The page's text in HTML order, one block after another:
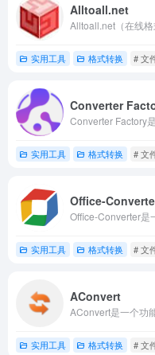
Alltoall.net
实用工具 格式转换 # 文
Converter
Converter Factory
实用工具 格式转换 # 文
Office-
Office-Converter是
实用工具 格式转换 # 文
AConvert
实用工具 格式转换 # 文